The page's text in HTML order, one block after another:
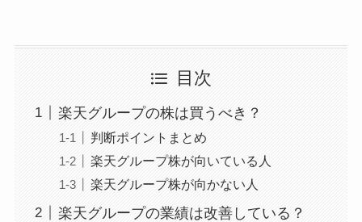
目次
楽天グループの株は買うべき？
判断ポイントまとめ
楽天グループ株が向いている人
楽天グループ株が向かない人
楽天グループの業績は改善している？